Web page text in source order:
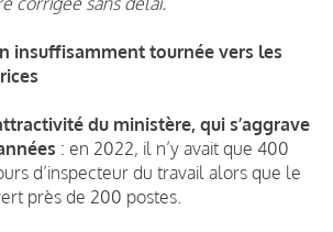
insuffisamment tournée vers les
du ministère, qui s’aggrave
: en 2022, il n’y avait que 400
d’inspecteur du travail alors que le
près de 200 postes.